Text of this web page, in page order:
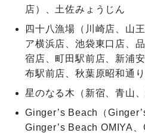
店）、土佐みょうじん
四十八漁場（川崎店、山
ア横浜店、池袋東口店、
宿店、町田駅前店、新浦
布駅前店、秋葉原昭和通り
星のなる木（新宿、青山
Ginger’s Beach（
Ginger’s Beach OMIYA